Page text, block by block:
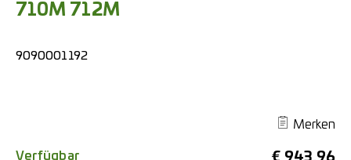
710M 712M
9090001192
Merken
Verfügbar